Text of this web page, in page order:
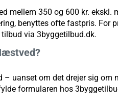
mellem 350 og 600 kr. ekskl.
benyttes ofte fastpris. For
via 3byggetilbud.dk.
– uanset om det drejer sig om
formularen hos